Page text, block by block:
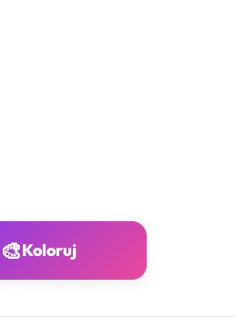
🎨Koloruj